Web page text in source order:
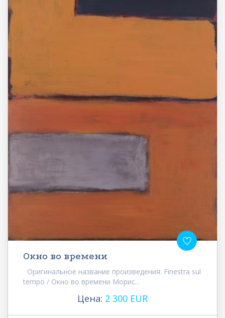
Окно во времени
Оригинальное название произведения: Finestra sul
tempo / Окно во времени Морис...
Цена: 2 300 EUR